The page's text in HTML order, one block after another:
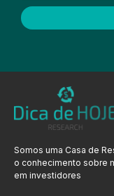
Somos uma Casa de
o conhecimento sobre
em investidores